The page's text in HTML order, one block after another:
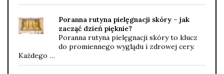
Poranna rutyna pielęgnacji skóry – jak
zacząć dzień pięknie?
Poranna rutyna pielęgnacji skóry to klucz
do promiennego wyglądu i zdrowej cery.
Każdego …